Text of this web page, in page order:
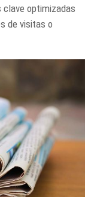
clave optimizadas
de visitas o